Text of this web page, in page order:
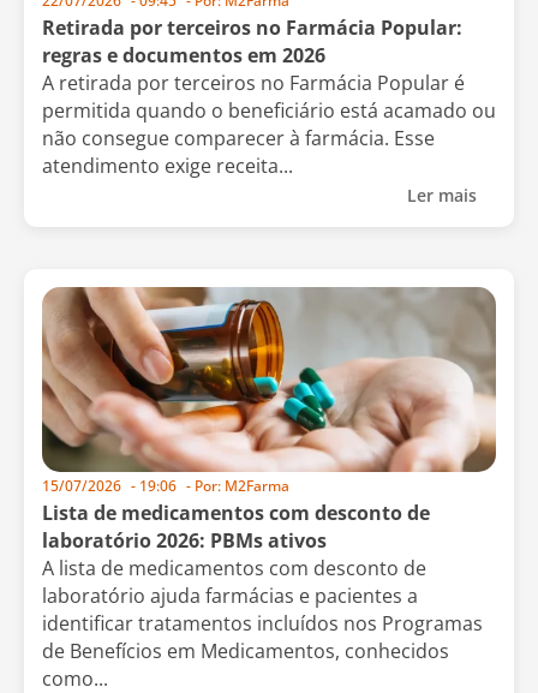
Retirada por terceiros no Farmácia Popular:
regras e documentos em 2026
A retirada por terceiros no Farmácia Popular é
permitida quando o beneficiário está acamado ou
não consegue comparecer à farmácia. Esse
atendimento exige receita...
Ler mais
15/07/2026 - 19:06 - Por: M2Farma
Lista de medicamentos com desconto de
laboratório 2026: PBMs ativos
A lista de medicamentos com desconto de
laboratório ajuda farmácias e pacientes a
identificar tratamentos incluídos nos Programas
de Benefícios em Medicamentos, conhecidos
como...